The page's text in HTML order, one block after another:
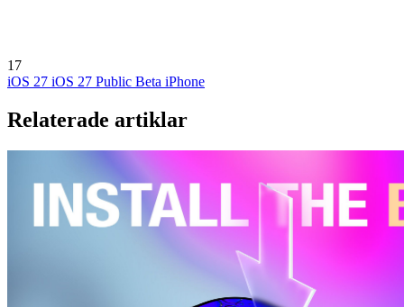
17
iOS 27 iOS 27 Public Beta iPhone
Relaterade artiklar